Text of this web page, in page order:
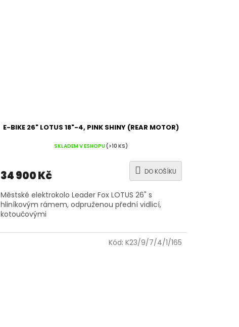
E-BIKE 26" LOTUS 18"-4, PINK SHINY (REAR MOTOR)
SKLADEM V ESHOPU(>10 KS)
34 900 Kč DO KOŠÍKU
Městské elektrokolo Leader Fox LOTUS 26" s
hliníkovým rámem, odpruženou přední vidlicí,
kotoučovými
Kód: K23/9/7/4/1/165